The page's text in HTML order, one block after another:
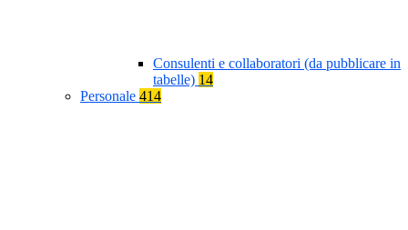
Consulenti e collaboratori (da pubblicare in
tabelle) 14
Personale 414